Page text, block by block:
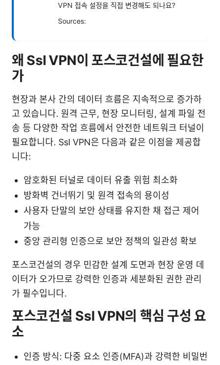
VPN 접속 설정을 직접 변경해도 되나요?
Sources:
왜 Ssl VPN이 포스코건설에 필요한
가
현장과 본사 간의 데이터 흐름은 지속적으로 증가하
고 있습니다. 원격 근무, 현장 모니터링, 설계 파일 전
송 등 다양한 작업 흐름에서 안전한 네트워크 터널이
필요합니다. Ssl VPN은 다음과 같은 이점을 제공합
니다:
암호화된 터널로 데이터 유출 위험 최소화
방화벽 건너뛰기 및 원격 접속의 용이성
사용자 단말의 보안 상태를 유지한 채 접근 제어
가능
중앙 관리형 인증으로 보안 정책의 일관성 확보
포스코건설의 경우 민감한 설계 도면과 현장 운영 데
이터가 오가므로 강력한 인증과 세분화된 권한 관리
가 필수입니다.
포스코건설 Ssl VPN의 핵심 구성 요
소
인증 방식: 다중 요소 인증(MFA)과 강력한 비밀번